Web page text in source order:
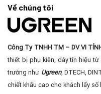
Về chúng tôi
Công Ty TNHH TM – DV VI
thiết bị phụ kiện, dây tín hiệu từ
trường như Ugreen, DTECH,
chiết khấu cao cho khách lấy số